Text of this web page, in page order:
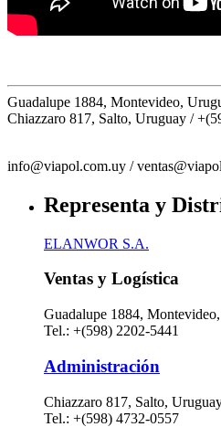
Guadalupe 1884, Montevideo,
Chiazzaro 817, Salto, Uruguay /
info@viapol.com.uy /
Representa y
ELANWOR S.A.
Ventas y Logística
Guadalupe 1884,
Tel.: +(598) 2202-5441
Administración
Chiazzaro 817, Salto,
Tel.: +(598) 4732-0557